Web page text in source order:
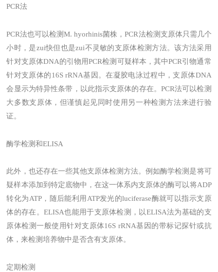
PCR法
PCR法也可以检测M. hyorhinis菌株，PCR法检测支原体只需几个
小时，是zui快但也是zui不灵敏的支原体检测方法。该方法采用
针对支原体DNA的引物用PCR检测可疑样本，其中PCR引物通常
针对支原体的16S rRNA基因。在凝胶电泳过程中，支原体DNA
会显示为特异性条带，以此指示支原体的存在。PCR法可以检测
大多数支原体，但谨慎起见同时使用另一种检测方法来进行验
证。
酶学检测和ELISA
此外，也还存在一些其他支原体检测方法。例如酶学检测是将可
疑样本添加到特定底物中，在这一体系内支原体的酶可以将ADP
转化为ATP，随后能利用ATP发光的luciferase酶就可以指示支原
体的存在。ELISA也能用于支原体检测，以ELISA法为基础的支
原体检测一般使用针对支原体16S rRNA基因的带标记探针或抗
体，来检测培养物中是否含有支原体。
定期检测